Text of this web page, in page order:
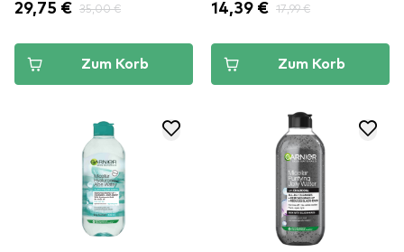
29,75 € 35,00 €
Zum Korb
14,39 € 17,99 €
Zum Korb